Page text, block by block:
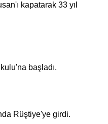
'ı kapatarak 33 yıl
başladı.
Rüştiye'ye girdi.